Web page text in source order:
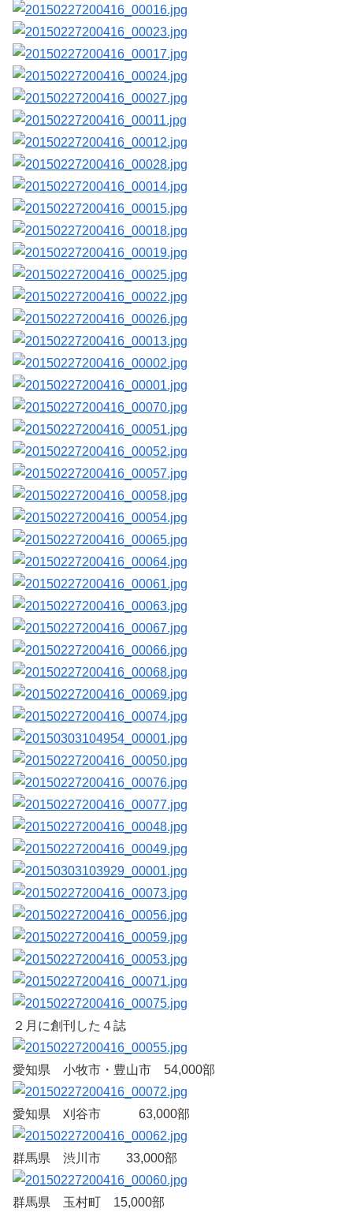
２月に創刊した４誌
愛知県 小牧市・豊山市 54,000部
愛知県 刈谷市 63,000部
群馬県 渋川市 33,000部
群馬県 玉村町 15,000部